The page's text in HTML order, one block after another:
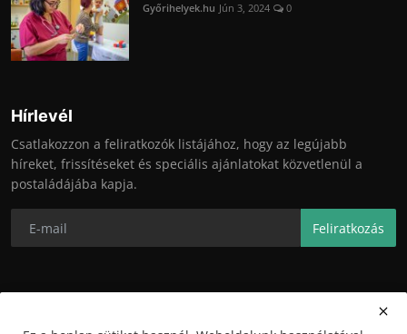
Győrihelyek.hu Jún 3, 2024 0
Hírlevél
Csatlakozzon a feliratkozók listájához, hogy az legújabb
híreket, frissítéseket és speciális ajánlatokat közvetlenül a
postaládájába kapja.
Feliratkozás